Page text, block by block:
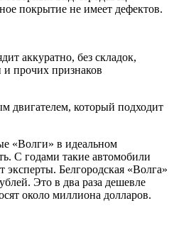
покрытие не имеет дефектов.
аккуратно, без складок,
и прочих признаков
двигателем, который подходит
«Волги» в идеальном
С годами такие автомобили
эксперты. Белгородская «Волга»
Это в два раза дешевле
около миллиона долларов.